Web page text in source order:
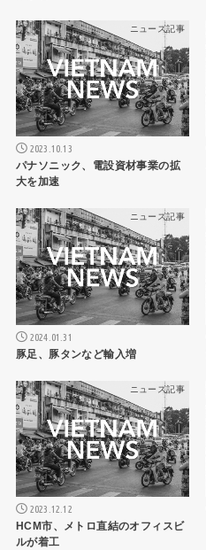
ニュース記事
2023.10.13
パナソニック、電設資材事業の拡
大を加速
ニュース記事
2024.01.31
豚足、豚タンなど輸入増
ニュース記事
2023.12.12
HCM市、メトロ直結のオフィスビ
ルが着工